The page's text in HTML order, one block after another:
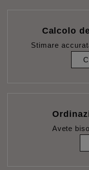
Calcolo
Stimare
Avete